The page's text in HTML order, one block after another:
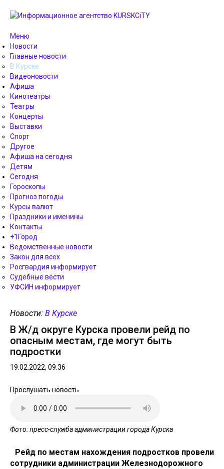
Меню
Новости
Главные новости
В Курске
Видеоновости
Афиша
Кинотеатры
Театры
Концерты
Выставки
Спорт
Другое
Афиша на сегодня
Детям
Сегодня
Гороскопы
Прогноз погоды
Курсы валют
Праздники и именины
Контакты
+1Город
Ведомственные новости
Закон для всех
Росгвардия информирует
Судебные вести
УФСИН информирует
Новости: В Курске
В Ж/д округе Курска провели рейд по
опасным местам, где могут быть
подростки
19.02.2022, 09.36
Прослушать новость
Фото: пресс-служба администрации города Курска
Рейд по местам нахождения подростков провели
сотрудники администрации Железнодорожного